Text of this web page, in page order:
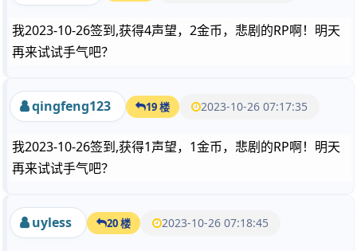
我2023-10-26签到,获得4声望，2金币，悲剧的RP啊！明天
再来试试手气吧？
qingfeng123 19 楼 2023-10-26 07:17:35
我2023-10-26签到,获得1声望，1金币，悲剧的RP啊！明天
再来试试手气吧？
uyless 20 楼 2023-10-26 07:18:45